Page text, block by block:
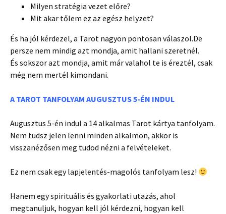
Milyen stratégia vezet előre?
Mit akar tőlem ez az egész helyzet?
És ha jól kérdezel, a Tarot nagyon pontosan válaszol.De
persze nem mindig azt mondja, amit hallani szeretnél.
És sokszor azt mondja, amit már valahol te is éreztél, csak
még nem mertél kimondani.
A TAROT TANFOLYAM AUGUSZTUS 5-ÉN INDUL
Augusztus 5-én indul a 14 alkalmas Tarot kártya tanfolyam.
Nem tudsz jelen lenni minden alkalmon, akkor is
visszanézősen meg tudod nézni a felvételeket.
Ez nem csak egy lapjelentés-magolós tanfolyam lesz!
Hanem egy spirituális és gyakorlati utazás, ahol
megtanuljuk, hogyan kell jól kérdezni, hogyan kell